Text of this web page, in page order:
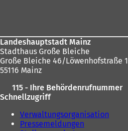
Landeshauptstadt Mainz
Stadthaus Große Bleiche
Große Bleiche 46/Löwenhofstraße 1
55116 Mainz
115 - Ihre Behördenrufnummer
Schnellzugriff
Verwaltungsorganisation
Pressemeldungen